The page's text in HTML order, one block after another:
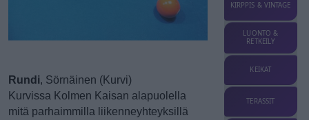
Rundi, Sörnäinen (Kurvi)
Kurvissa Kolmen Kaisan alapuolella
mitä parhaimmilla liikenneyhteyksillä
KIRPPIS & VINTAGE
LUONTO &
RETKEILY
KEIKAT
TERASSIT